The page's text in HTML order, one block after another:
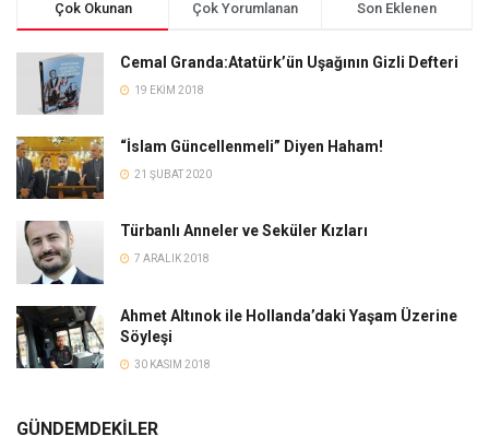
Çok Okunan Çok Yorumlanan Son Eklenen
Cemal Granda:Atatürk’ün Uşağının Gizli Defteri
19 EKIM 2018
“İslam Güncellenmeli” Diyen Haham!
21 ŞUBAT 2020
Türbanlı Anneler ve Seküler Kızları
7 ARALIK 2018
Ahmet Altınok ile Hollanda’daki Yaşam Üzerine
Söyleşi
30 KASIM 2018
GÜNDEMDEKİLER